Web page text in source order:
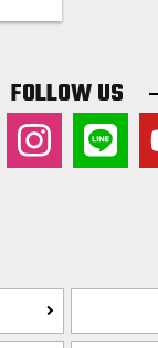
FOLLOW US